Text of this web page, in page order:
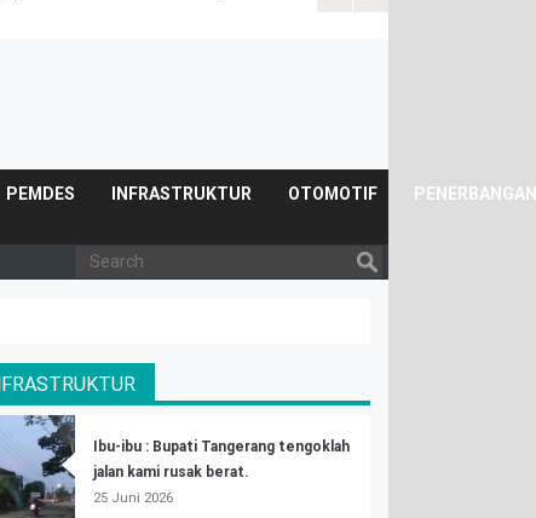
PEMDES INFRASTRUKTUR OTOMOTIF PENERBANGAN
Ibu-ibu : Bupati Tangerang tengoklah
jalan kami rusak berat.
25 Juni 2026